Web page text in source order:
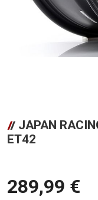
JAPAN
ET42
289,99 €